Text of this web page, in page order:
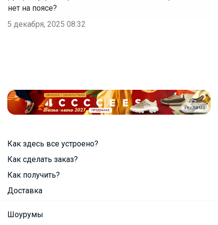
нет на поясе?
5 декабря, 2025 08:32
Реклама
Как здесь все устроено?
Как сделать заказ?
Как получить?
Доставка
Шоурумы